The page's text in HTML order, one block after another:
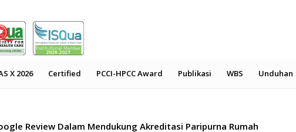
X 2026 Certified PCCI-HPCC Award Publikasi WBS Unduhan
Review Dalam Mendukung Akreditasi Paripurna Rumah